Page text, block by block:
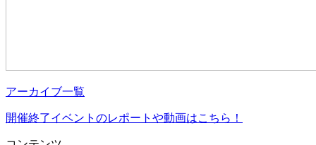
アーカイブ一覧
開催終了イベントのレポートや動画はこちら！